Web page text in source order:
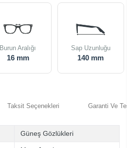
Burun Aralığı
16 mm
Sap Uzunluğu
140 mm
Taksit Seçenekleri Garanti Ve
Güneş Gözlükleri